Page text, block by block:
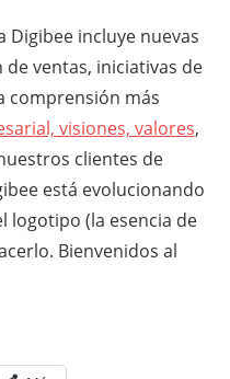
Digibee incluye nuevas
ventas, iniciativas de
comprensión más
visiones, valores,
clientes de
está evolucionando
logotipo (la esencia de
Bienvenidos al